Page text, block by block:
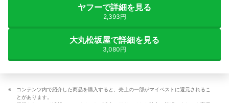
ヤフーで詳細を見る
2,393円
大丸松坂屋で詳細を見る
3,080円
コンテンツ内で紹介した商品を購入すると、売上の一部がマイベストに還元されるこ
とがあります。